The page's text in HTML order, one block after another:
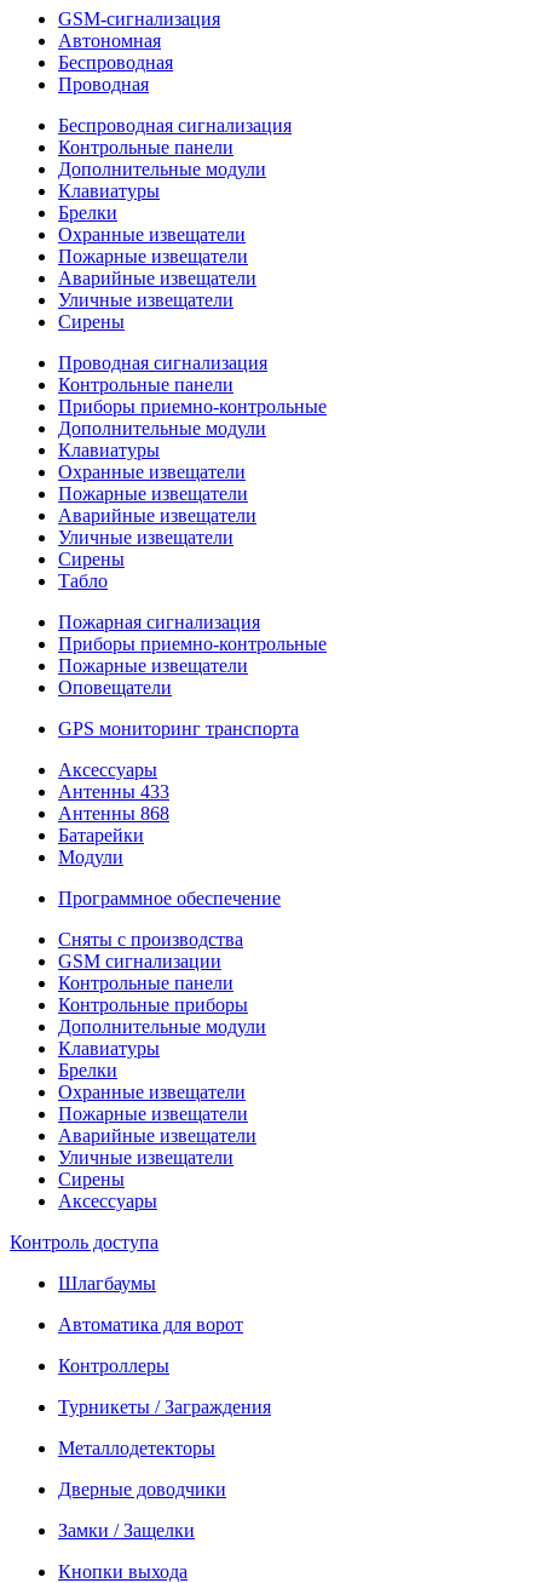
GSM-сигнализация
Автономная
Беспроводная
Проводная
Беспроводная сигнализация
Контрольные панели
Дополнительные модули
Клавиатуры
Брелки
Охранные извещатели
Пожарные извещатели
Аварийные извещатели
Уличные извещатели
Сирены
Проводная сигнализация
Контрольные панели
Приборы приемно-контрольные
Дополнительные модули
Клавиатуры
Охранные извещатели
Пожарные извещатели
Аварийные извещатели
Уличные извещатели
Сирены
Табло
Пожарная сигнализация
Приборы приемно-контрольные
Пожарные извещатели
Оповещатели
GPS мониторинг транспорта
Аксессуары
Антенны 433
Антенны 868
Батарейки
Модули
Программное обеспечение
Сняты с производства
GSM сигнализации
Контрольные панели
Контрольные приборы
Дополнительные модули
Клавиатуры
Брелки
Охранные извещатели
Пожарные извещатели
Аварийные извещатели
Уличные извещатели
Сирены
Аксессуары
Контроль доступа
Шлагбаумы
Автоматика для ворот
Контроллеры
Турникеты / Заграждения
Металлодетекторы
Дверные доводчики
Замки / Защелки
Кнопки выхода